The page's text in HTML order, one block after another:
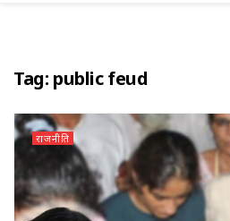
Tag: public feud
राजनीति